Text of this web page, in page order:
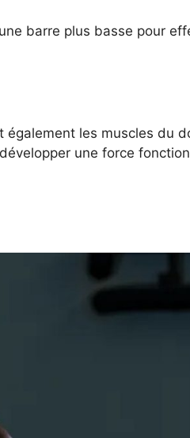
barre plus basse pour
les muscles du
une force